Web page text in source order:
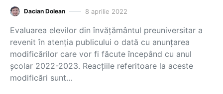
Dacian Dolean 8 aprilie 2022
Evaluarea elevilor din învățământul preuniversitar a
revenit în atenția publicului o dată cu anunțarea
modificărilor care vor fi făcute începând cu anul
școlar 2022-2023. Reacțiile referitoare la aceste
modificări sunt…